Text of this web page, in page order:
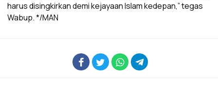
harus disingkirkan demi kejayaan Islam kedepan,” tegas
Wabup. */MAN